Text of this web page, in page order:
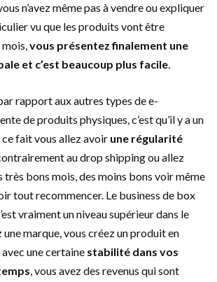
n’avez même pas à vendre ou expliquer
vu que les produits vont être
vous présentez finalement une
et c’est beaucoup plus facile.
rapport aux autres types de e-
de produits physiques, c’est qu’il y a un
fait vous allez avoir une régularité
au drop shipping ou allez
bons mois, des moins bons voir même
tout recommencer. Le business de box
vraiment un niveau supérieur dans le
une marque, vous créez un produit en
une certaine stabilité dans vos
, vous avez des revenus qui sont